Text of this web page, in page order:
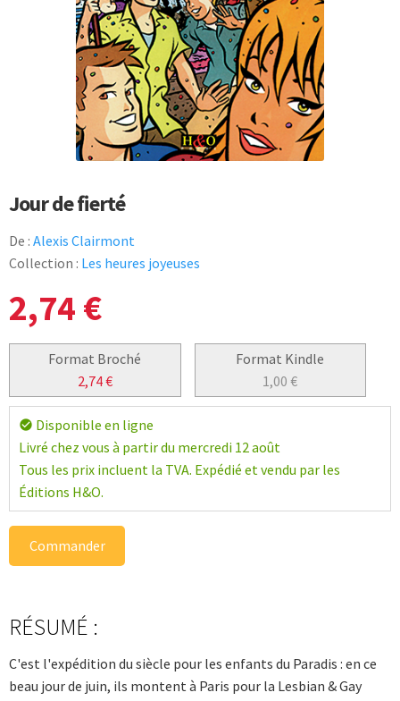
Jour de fierté
De : Alexis Clairmont
Collection : Les heures joyeuses
2,74 €
Format Broché
2,74€
Format Kindle
1,00€
check_circle Disponible en ligne
Livré chez vous à partir du mercredi 12 août
Tous les prix incluent la TVA. Expédié et vendu par les
Éditions H&O.
Commander
RÉSUMÉ :
C'est l'expédition du siècle pour les enfants du Paradis : en ce
beau jour de juin, ils montent à Paris pour la Lesbian & Gay